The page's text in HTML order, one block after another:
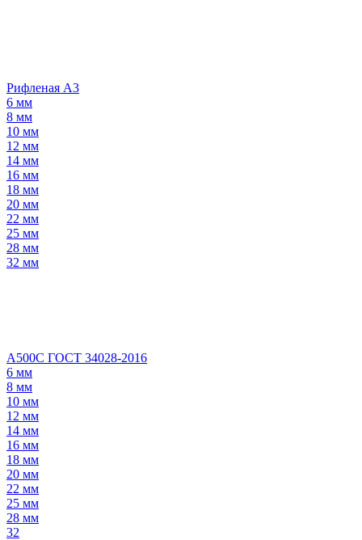
Рифленая А3
6 мм
8 мм
10 мм
12 мм
14 мм
16 мм
18 мм
20 мм
22 мм
25 мм
28 мм
32 мм
А500С ГОСТ 34028-2016
6 мм
8 мм
10 мм
12 мм
14 мм
16 мм
18 мм
20 мм
22 мм
25 мм
28 мм
32